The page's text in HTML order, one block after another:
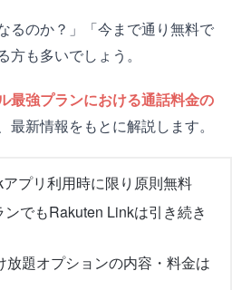
るのか？」「今まで通り無料で
も多いでしょう。
最強プランにおける通話料金の
最新情報をもとに解説します。
プリ利用時に限り原則無料
でもRakuten Linkは引き続き
放題オプションの内容・料金は